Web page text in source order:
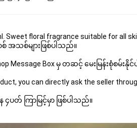
Sweet floral fragrance suitable for all
အသစ်များဖြစ်ပါသည်။
Box မှ တဆင့် မေးမြန်းစုံစမ်းနို
you can directly ask the seller
၄ပတ် ကြာမြင့်မှာ ဖြစ်ပါသည်။